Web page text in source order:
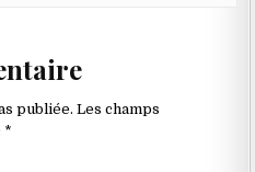
publiée. Les champs
*